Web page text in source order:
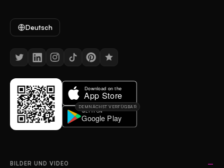
Deutsch
DEMNÄCHST VERFÜGBAR
BILDER UND VIDEO